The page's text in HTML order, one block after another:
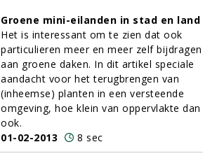
Groene mini-eilanden in stad en land
Het is interessant om te zien dat ook
particulieren meer en meer zelf bijdragen
aan groene daken. In dit artikel speciale
aandacht voor het terugbrengen van
(inheemse) planten in een versteende
omgeving, hoe klein van oppervlakte dan
ook.
01-02-2013
8 sec